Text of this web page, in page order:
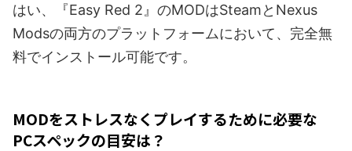
はい、『Easy Red 2』のMODはSteamとNexus
Modsの両方のプラットフォームにおいて、完全無
料でインストール可能です。
MODをストレスなくプレイするために必要な
PCスペックの目安は？